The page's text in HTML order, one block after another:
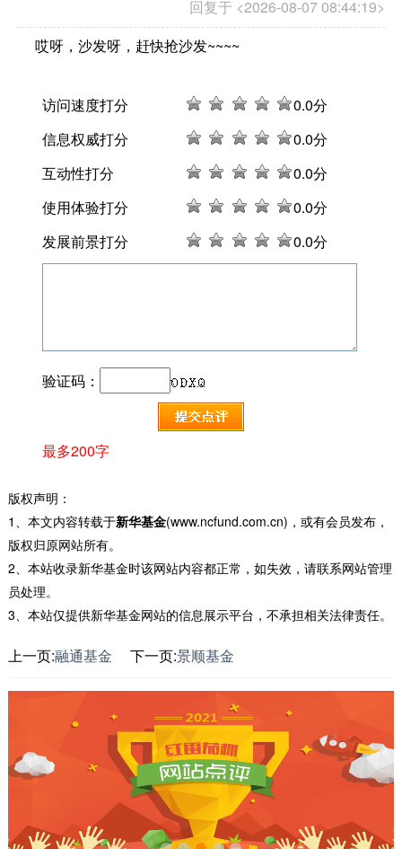
回复于 <2026-08-07 08:44:19>
哎呀，沙发呀，赶快抢沙发~~~~
访问速度打分 0.0分
信息权威打分
0.0分
互动性打分
0.0分
使用体验打分
0.0分
发展前景打分
0.0分
验证码：
最多200字
版权声明：
1、本文内容转载于新华基金(www.ncfund.com.cn)，或有会员发布，
版权归原网站所有。
2、本站收录新华基金时该网站内容都正常，如失效，请联系网站管理
员处理。
3、本站仅提供新华基金网站的信息展示平台，不承担相关法律责任。
上一页:融通基金 下一页:景顺基金